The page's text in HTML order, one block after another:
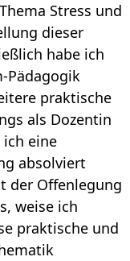
Stress und
dieser
habe ich
Pädagogik
praktische
als Dozentin
eine
absolviert
der Offenlegung
weise ich
praktische und